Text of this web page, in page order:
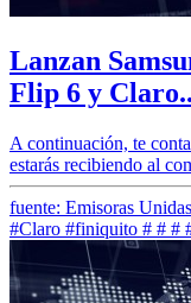
Lanzan
Flip 6 y
A continuación, te
estarás recibiendo al
fuente: Emisoras Unidas
#Claro #finiquito # # #